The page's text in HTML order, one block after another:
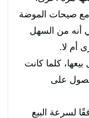
صيحات الموضة
أنه من السهل
أم لا.
كلما كانت
على
لسرعة البيع